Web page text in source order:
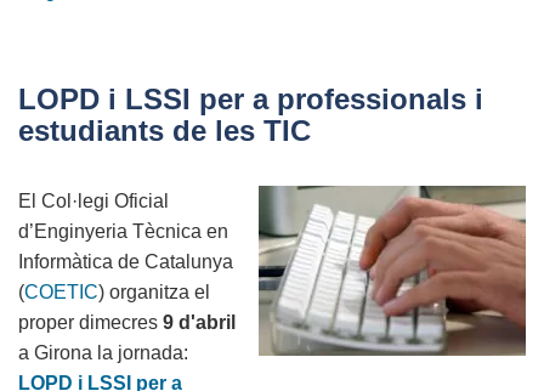
Protecció
de
en
el
disseny
2014
LOPD i LSSI per a professionals i
estudiants de les TIC
El Col·legi Oficial
d’Enginyeria Tècnica en
Informàtica de Catalunya
(COETIC) organitza el
proper dimecres 9 d'abril
a Girona la jornada:
LOPD i LSSI per a